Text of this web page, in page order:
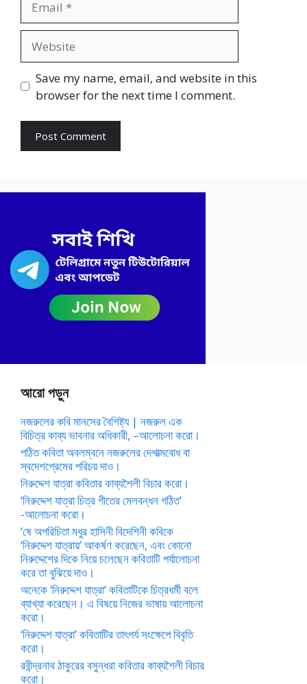
Save my name, email, and website in this
browser for the next time I comment.
আরো পড়ুন
নজরুলের কবি মানসের বৈশিষ্ট্য | নজরুল এক
বিচিত্র কাব্য ভাবনার অধিকারী, –আলোচনা করো।
পঠিত কবিতা অবলম্বনে নজরুলের দেশাত্মবোধ বা
স্বদেশপ্রেমের পরিচয় দাও।
নিরুদ্দেশ যাত্রা কবিতার কাব্যশৈলী বিচার করো।
‘নিরুদ্দেশ যাত্রা চিত্র গীতের মেলবন্ধন গঠিত’
-আলোচনা করো।
‘ষে অপরিচিতা মধুর হাসিনী বিদেশিনী কবিকে
‘নিরুদ্দেশ যাত্রায়’ আকর্ষণ করেছেন, এবং কোনো
নিরুদ্দেশের দিকে নিয়ে চলেছেন কবিতাটি পর্যালোচনা
করে তা বুঝিয়ে দাও।
অনেকে ‘নিরুদ্দেশ যাত্রা’ কবিতাটিকে চিত্রধর্মী বলে
ব্যাখ্যা করেছেন। এ বিষয়ে নিজের ভাষায় আলোচনা
করো।
‘নিরুদ্দেশ যাত্রা’ কবিতাটির তাৎপর্য সংক্ষেপে বিবৃতি
করো।
রবীন্দ্রনাথ ঠাকুরের বসুন্ধরা কবিতার কাব্যশৈলী বিচার
করো।